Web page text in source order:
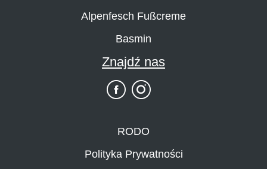
Alpenfesch Fußcreme
Basmin
Znajdź nas
RODO
Polityka Prywatności